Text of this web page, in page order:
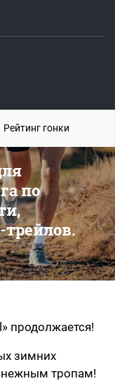
по
трейлов.
продолжается!
зимних
тропам!
Рейтинг гонки